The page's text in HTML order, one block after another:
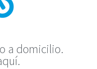
a domicilio.